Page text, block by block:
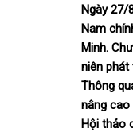
Ngày 27/
Nam
Minh.
niên phát
Thông
nâng
Hội thảo